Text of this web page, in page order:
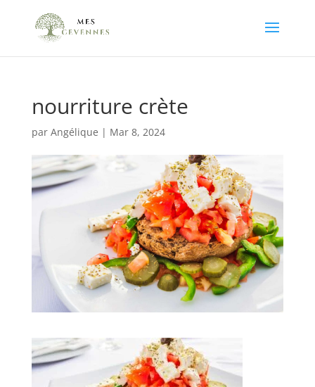
nourriture crète
par Angélique | Mar 8, 2024